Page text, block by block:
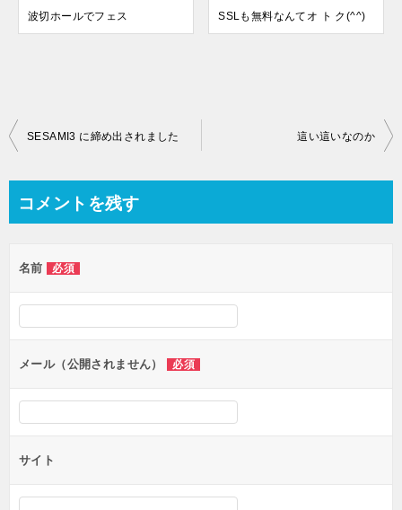
波切ホールでフェス SSLも無料なんてオ ト ク(^^)
投
ビ
ー
シ
ョ
ン
SESAMI3 に締め出されました 這い這いなのか
コメントを残す
名前 必須
メール（公開されません） 必須
サイト